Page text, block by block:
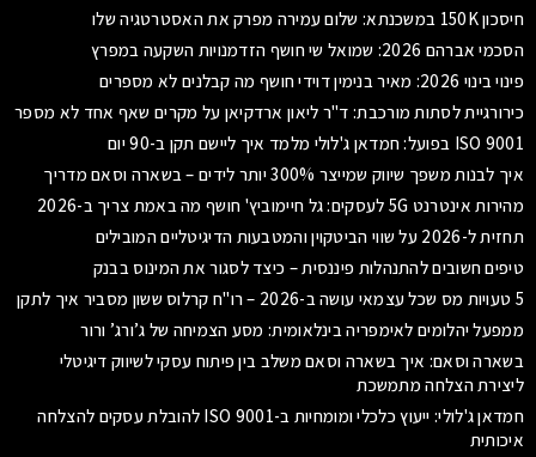
חיסכון 150K במשכנתא: שלום עמירה מפרק את האסטרטגיה שלו
הסכמי אברהם 2026: שמואל שי חושף הזדמנויות השקעה במפרץ
פינוי בינוי 2026: מאיר בנימין דוידי חושף מה קבלנים לא מספרים
כירורגיית לסתות מורכבת: ד"ר ליאון ארדקיאן על מקרים שאף אחד לא מספר
ISO 9001 בפועל: חמדאן ג'לולי מלמד איך ליישם תקן ב-90 יום
איך לבנות משפך שיווק שמייצר 300% יותר לידים – בשארה וסאם מדריך
מהירות אינטרנט 5G לעסקים: גל חיימוביץ' חושף מה באמת צריך ב-2026
תחזית ל-2026 על שווי הביטקוין והמטבעות הדיגיטליים המובילים
טיפים חשובים להתנהלות פיננסית – כיצד לסגור את המינוס בבנק
5 טעויות מס שכל עצמאי עושה ב-2026 – רו"ח קרלוס ששון מסביר איך לתקן
ממפעל יהלומים לאימפריה בינלאומית: מסע הצמיחה של ג’ורג’ ורור
בשארה וסאם: איך בשארה וסאם משלב בין פיתוח עסקי לשיווק דיגיטלי
ליצירת הצלחה מתמשכת
חמדאן ג'לולי: ייעוץ כלכלי ומומחיות ב-ISO 9001 להובלת עסקים להצלחה
איכותית